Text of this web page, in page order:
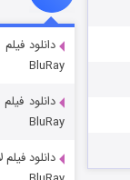
قسمت
دانلود
BluRay
دانلود
BluRay
دانلود